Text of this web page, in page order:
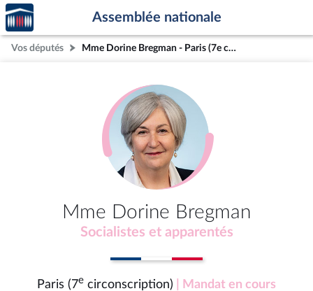
Aller au contenu
Aller en bas de la page
Accèder
à la
page
d'accueil
Assemblée nationale
Vos députés Mme Dorine Bregman - Paris (7e circonscription)
Mme Dorine Bregman
Socialistes et apparentés
Paris (7e circonscription) | Mandat en cours